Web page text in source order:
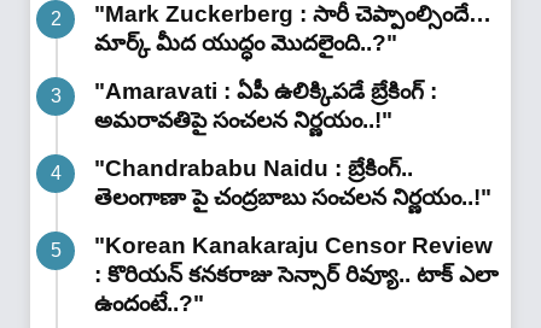
"Mark Zuckerberg : సారీ చెప్పాంల్సిందే…
మార్క్ మీద యుద్ధం మొదలైంది..?"
"Amaravati : ఏపీ ఉలిక్కిపడే బ్రేకింగ్ :
అమరావతిపై సంచలన నిర్ణయం..!"
"Chandrababu Naidu : బ్రేకింగ్..
తెలంగాణా పై చంద్రబాబు సంచలన నిర్ణయం..!"
"Korean Kanakaraju Censor Review
: కొరియన్ కనకరాజు సెన్సార్ రివ్యూ.. టాక్ ఎలా
ఉందంటే..?"